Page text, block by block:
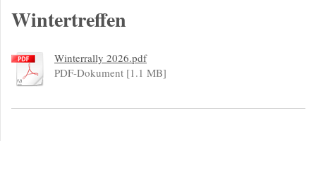
Wintertreffen
Winterrally 2026.pdf
PDF-Dokument [1.1 MB]